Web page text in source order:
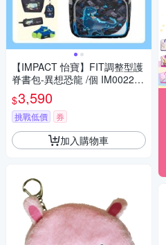
【IMPACT 怡寶】FIT調整型護
脊書包-異想恐龍 /個 IM00226B
$3,590
挑戰低價 券
加入購物車